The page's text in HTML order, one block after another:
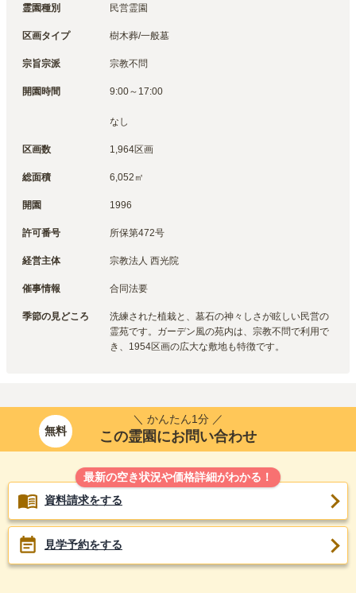
霊園種別 民営霊園
区画タイプ 樹木葬/一般墓
宗旨宗派 宗教不問
開園時間 9:00～17:00
なし
区画数 1,964区画
総面積 6,052㎡
開園 1996
許可番号 所保第472号
経営主体 宗教法人 西光院
催事情報 合同法要
季節の見どころ
洗練された植栽と、墓石の神々しさが眩しい民営の
霊苑です。ガーデン風の苑内は、宗教不問で利用で
き、1954区画の広大な敷地も特徴です。
無料
＼ かんたん1分 ／
この霊園にお問い合わせ
最新の空き状況や価格詳細がわかる！
資料請求をする
見学予約をする